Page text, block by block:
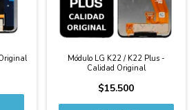
Módulo LG K22 / K22 Plus -
Calidad Original
$15.500